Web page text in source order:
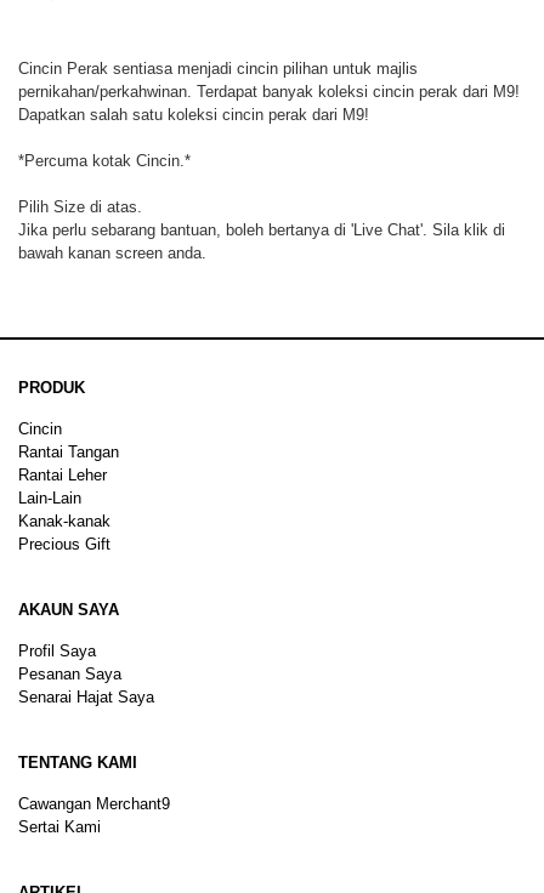
Cincin Perak sentiasa menjadi cincin pilihan untuk majlis
pernikahan/perkahwinan. Terdapat banyak koleksi cincin perak dari M9!
Dapatkan salah satu koleksi cincin perak dari M9!
*Percuma kotak Cincin.*
Pilih Size di atas.
Jika perlu sebarang bantuan, boleh bertanya di 'Live Chat'. Sila klik di
bawah kanan screen anda.
PRODUK
Cincin
Rantai Tangan
Rantai Leher
Lain-Lain
Kanak-kanak
Precious Gift
AKAUN SAYA
Profil Saya
Pesanan Saya
Senarai Hajat Saya
TENTANG KAMI
Cawangan Merchant9
Sertai Kami